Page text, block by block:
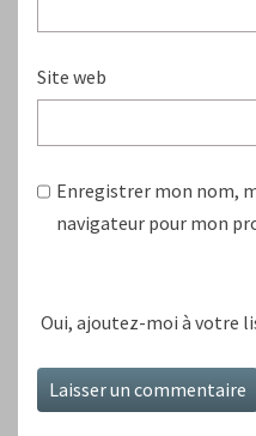
Site web
Enregistrer mon nom,
navigateur pour mon
Oui, ajoutez-moi à votre